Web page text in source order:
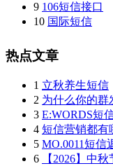
9 106短信接口
10 国际短信
热点文章
1 立秋养生短信
2 为什么你的群
3 E:WORDS短
4 短信营销都有
5 MO.0011短信
6
【2026】中